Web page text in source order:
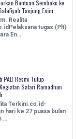
Bantuan Sembako ke
Tanjung Enim
Realita
tugas (Plt)
En…
PALI Resmi Tutup
Safari Ramadhan
Terkini.co.id-
hari ke 27 puasa bulan
…